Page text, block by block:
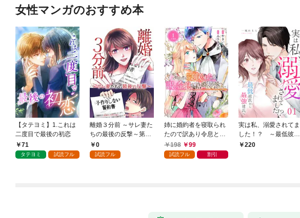
女性マンガのおすすめ本
【タテヨミ】1.これは
二度目で最後の初恋
71
タテヨミ 試読フル
離婚３分前 ～サレ妻た
ちの最後の反撃～第1
話0
試読フル
姉に婚約者を寝取られ
たので訳あり令息と結
婚して辺境へと向かい
ます ～苦労の先に待っ
198 99
試読フル 割引
実は私、溺愛されてま
した！？ ～最低彼氏
から最強彼氏へ～
220